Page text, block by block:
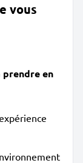
vous
en